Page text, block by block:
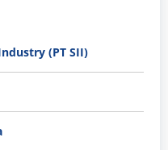
(PT SII)